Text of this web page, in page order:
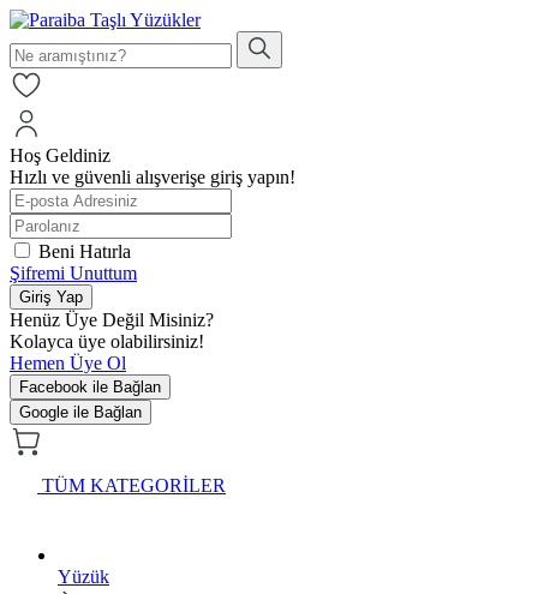
Hoş Geldiniz
Hızlı ve güvenli alışverişe giriş yapın!
Beni Hatırla
Şifremi Unuttum
Giriş Yap
Henüz Üye Değil Misiniz?
Kolayca üye olabilirsiniz!
Hemen Üye Ol
Facebook ile Bağlan
Google ile Bağlan
TÜM KATEGORİLER
Yüzük